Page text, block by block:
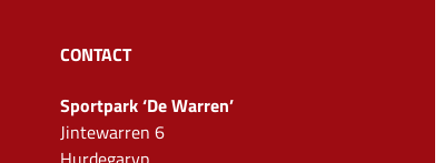
CONTACT
Sportpark ‘De Warren’
Jintewarren 6